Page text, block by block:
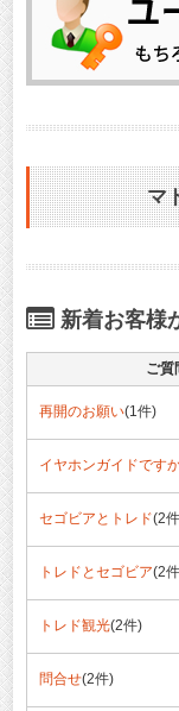
マ
新着お客様
ご質
再開のお願い(1件)
イヤホンガイドです
セゴビアとトレド(2
トレドとセゴビア(2
トレド観光(2件)
問合せ(2件)